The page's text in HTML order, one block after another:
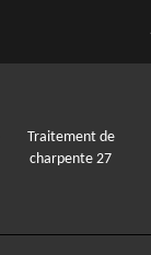
Traitement de
charpente 27